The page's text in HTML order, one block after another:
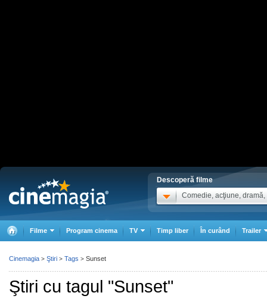
Descoperă filme
Comedie, acţiune, dramă,
Filme Program cinema TV Timp liber În curând Trailer
Ştiri cu tagul "Sunset"
Cinemagia > Ştiri > Tags > Sunset